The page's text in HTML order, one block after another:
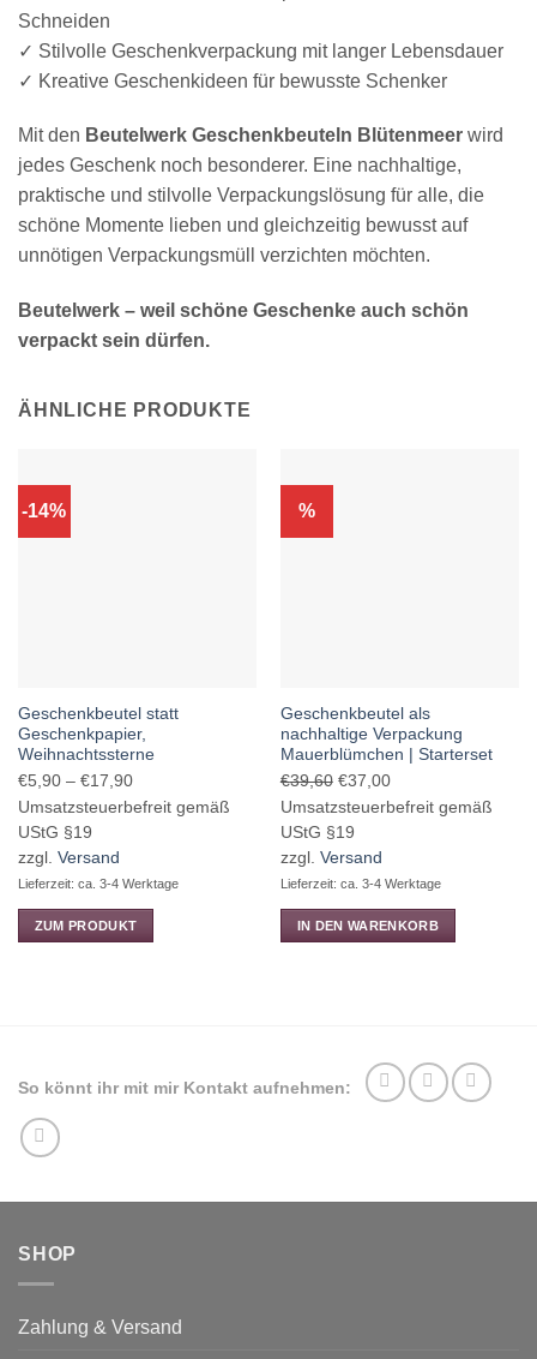
Schneiden
✓ Stilvolle Geschenkverpackung mit langer Lebensdauer
✓ Kreative Geschenkideen für bewusste Schenker
Mit den Beutelwerk Geschenkbeuteln Blütenmeer wird
jedes Geschenk noch besonderer. Eine nachhaltige,
praktische und stilvolle Verpackungslösung für alle, die
schöne Momente lieben und gleichzeitig bewusst auf
unnötigen Verpackungsmüll verzichten möchten.
Beutelwerk – weil schöne Geschenke auch schön
verpackt sein dürfen.
ÄHNLICHE PRODUKTE
-14%
Geschenkbeutel statt
Geschenkpapier,
Weihnachtssterne
€5,90 – €17,90Preisspanne:
€5,90
Umsatzsteuerbefreit gemäß
UStG §19
zzgl. Versand
Lieferzeit: ca. 3-4 Werktage
ZUM PRODUKT
auf.
Optionen
können
der
gewählt
werden
%
Geschenkbeutel als
nachhaltige Verpackung
Mauerblümchen | Starterset
€39,60 Ursprünglicher
Preis
war:
€39,60
€37,00Aktueller
Preis
Umsatzsteuerbefreit gemäß
UStG §19
zzgl. Versand
Lieferzeit: ca. 3-4 Werktage
IN DEN WARENKORB
So könnt ihr mit mir Kontakt aufnehmen:
SHOP
Zahlung & Versand